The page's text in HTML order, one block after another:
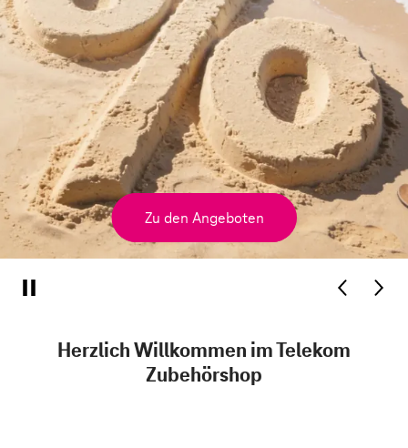
Zu den Angeboten
Herzlich Willkommen im Telekom
Zubehörshop